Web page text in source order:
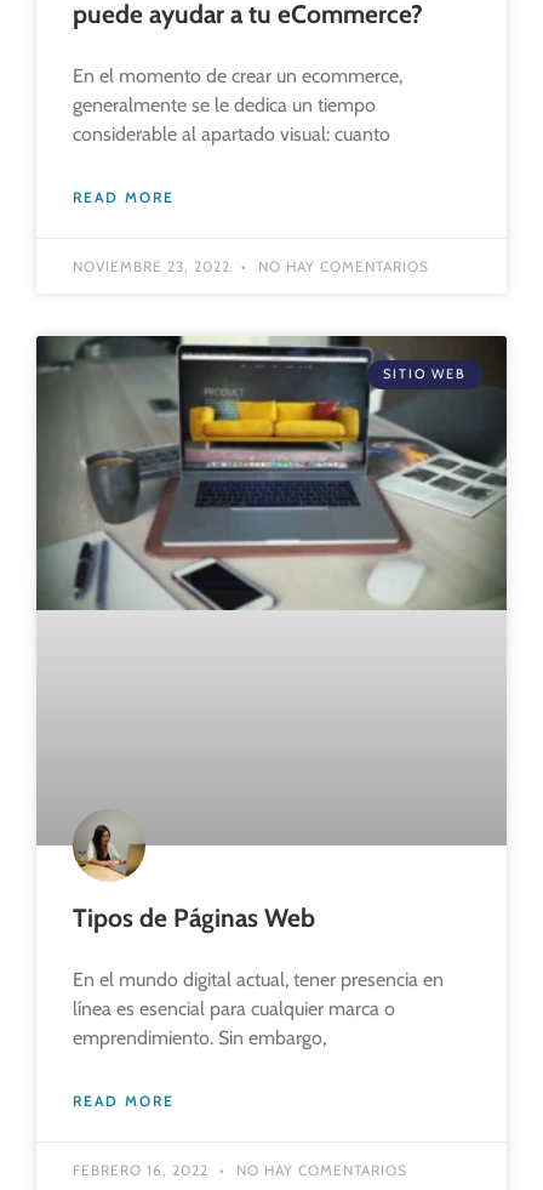
puede ayudar a tu eCommerce?
En el momento de crear un ecommerce,
generalmente se le dedica un tiempo
considerable al apartado visual: cuanto
READ MORE
NOVIEMBRE 23, 2022 NO HAY COMENTARIOS
SITIO WEB
Tipos de Páginas Web
En el mundo digital actual, tener presencia en
línea es esencial para cualquier marca o
emprendimiento. Sin embargo,
READ MORE
FEBRERO 16, 2022 NO HAY COMENTARIOS